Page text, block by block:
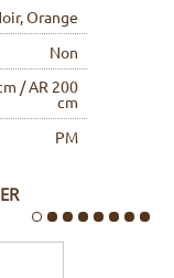
Orange
Non
/ AR 200
cm
PM